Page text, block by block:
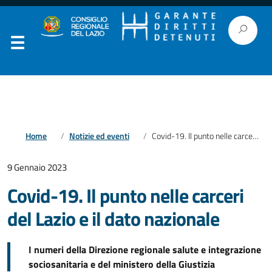
Home Notizie ed eventi Covid-19. Il punto nelle carceri del Lazio e il dato nazionale
9 Gennaio 2023
Covid-19. Il punto nelle carceri
del Lazio e il dato nazionale
I numeri della Direzione regionale salute e integrazione
sociosanitaria e del ministero della Giustizia